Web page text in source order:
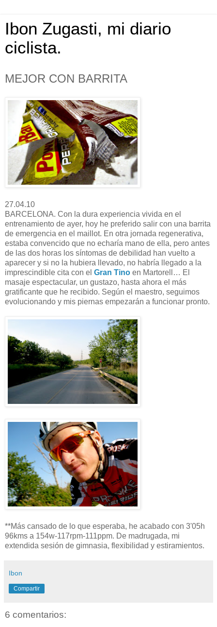
Ibon Zugasti, mi diario
ciclista.
MEJOR CON BARRITA
27.04.10
BARCELONA. Con la dura experiencia vivida en el
entrenamiento de ayer, hoy he preferido salir con una barrita
de emergencia en el maillot. En otra jornada regenerativa,
estaba convencido que no echaría mano de ella, pero antes
de las dos horas los síntomas de debilidad han vuelto a
aparecer y si no la hubiera llevado, no habría llegado a la
imprescindible cita con el Gran Tino en Martorell… El
masaje espectacular, un gustazo, hasta ahora el más
gratificante que he recibido. Según el maestro, seguimos
evolucionando y mis piernas empezarán a funcionar pronto.
**Más cansado de lo que esperaba, he acabado con 3'05h
96kms a 154w-117rpm-111ppm. De madrugada, mi
extendida sesión de gimnasia, flexibilidad y estiramientos.
Ibon
Compartir
6 comentarios: